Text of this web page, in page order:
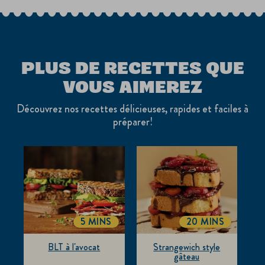
PLUS DE RECETTES QUE
VOUS AIMEREZ
Découvrez nos recettes délicieuses, rapides et faciles à
préparer!
BLT à l'avocat
TOTALTIME
5 MINS
Strangewich style
gâteau
TOTALTIME
20 MINS